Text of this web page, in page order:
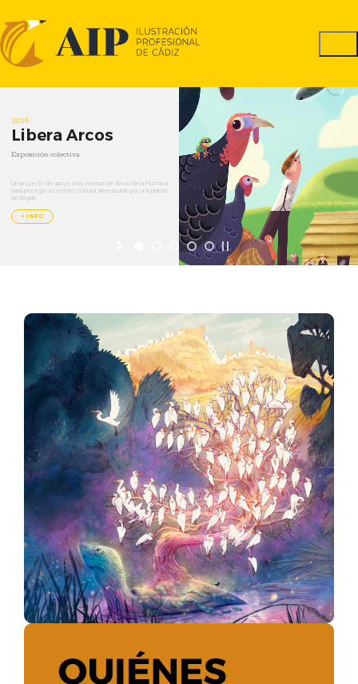
+ INFO
Libera Arcos
Exposición colectiva
Un proyecto de apoyo a los vecinos de Arcos de la Frontera
para proteger su entorno natural, amenazado por una planta
de biogás.
2025